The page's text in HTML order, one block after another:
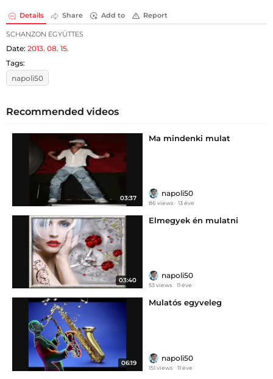
Details Share Add to Report
SCHANZON EGYÜTTES
Date: 2013. 08. 15.
Tags:
napoli50
Recommended videos
03:37
Ma mindenki mulat
napoli50
86 views 13 éve
03:40
Elmegyek én mulatni
napoli50
53 views 11 éve
06:19
Mulatós egyveleg
napoli50
151 views 11 éve